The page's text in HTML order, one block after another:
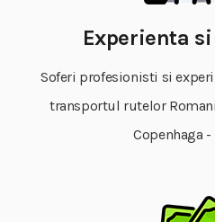
Experienta
Soferi profesionisti si
transportul rutelor
Copenhaga